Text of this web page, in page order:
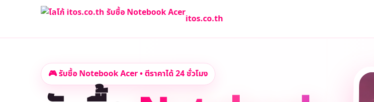
itos.co.th
🎮 รับซื้อ Notebook Acer • ตีราคาได้ 24 ชั่วโมง